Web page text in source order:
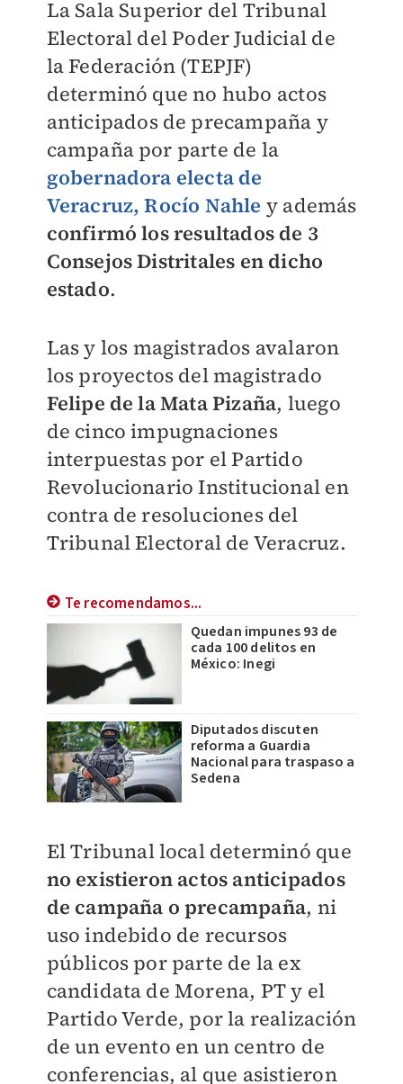
La Sala Superior del Tribunal
Electoral del Poder Judicial de
la Federación (TEPJF)
determinó que no hubo actos
anticipados de precampaña y
campaña por parte de la
gobernadora electa de
Veracruz, Rocío Nahle y además
confirmó los resultados de 3
Consejos Distritales en dicho
estado.
Las y los magistrados avalaron
los proyectos del magistrado
Felipe de la Mata Pizaña, luego
de cinco impugnaciones
interpuestas por el Partido
Revolucionario Institucional en
contra de resoluciones del
Tribunal Electoral de Veracruz.
Te recomendamos...
Quedan impunes 93 de
cada 100 delitos en
México: Inegi
Diputados discuten
reforma a Guardia
Nacional para traspaso a
Sedena
El Tribunal local determinó que
no existieron actos anticipados
de campaña o precampaña, ni
uso indebido de recursos
públicos por parte de la ex
candidata de Morena, PT y el
Partido Verde, por la realización
de un evento en un centro de
conferencias, al que asistieron